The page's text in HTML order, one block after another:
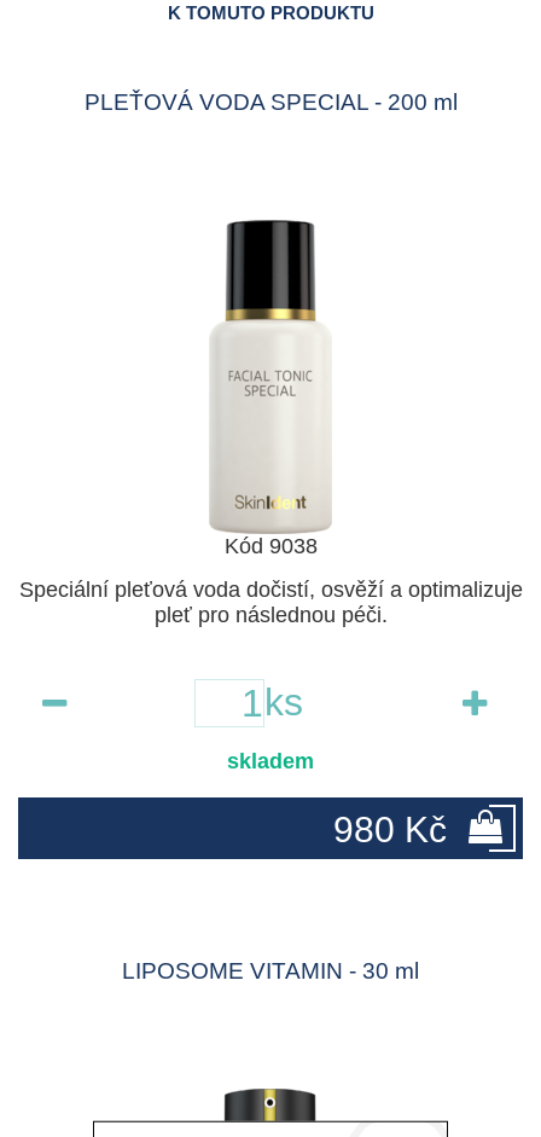
K TOMUTO PRODUKTU
PLEŤOVÁ VODA SPECIAL - 200 ml
Kód 9038
Speciální pleťová voda dočistí, osvěží a optimalizuje
pleť pro následnou péči.
ks
skladem
980 Kč
LIPOSOME VITAMIN - 30 ml